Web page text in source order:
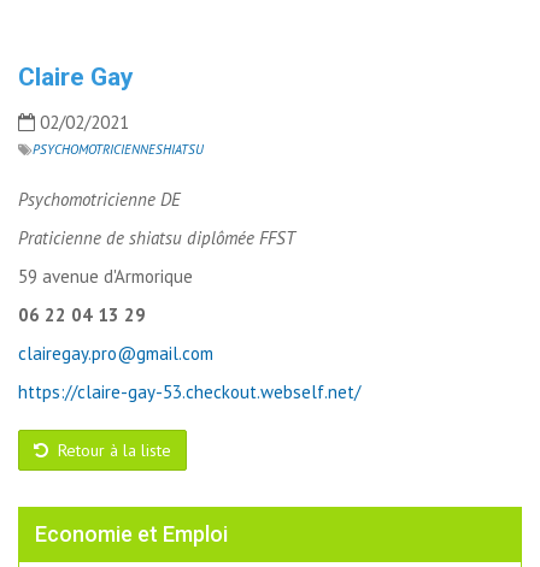
Claire Gay
02/02/2021
PSYCHOMOTRICIENNESHIATSU
Psychomotricienne DE
Praticienne de shiatsu diplômée FFST
59 avenue d'Armorique
06 22 04 13 29
clairegay.pro@gmail.com
https://claire-gay-53.checkout.webself.net/
Retour à la liste
Economie et Emploi